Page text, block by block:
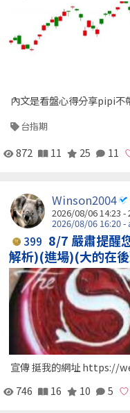
內文是看盤心得分享pipi不
台指期
872 11 25 11
Winson2004
2026/08/06 14:23 -
2026/08/06 16:20 -
399 8/7 嚴肅提醒
解析)(進場)(大的在
宣傳 挺我的網址 https://
746
16 10 5